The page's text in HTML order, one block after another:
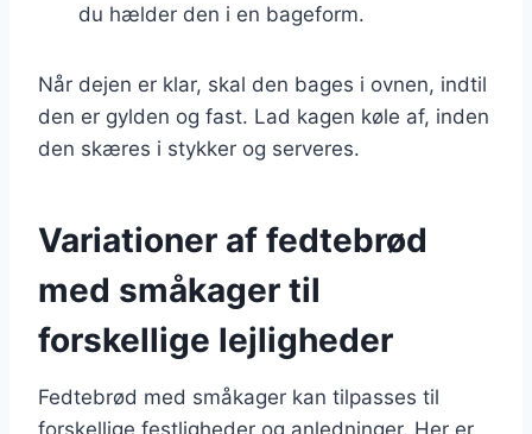
du hælder den i en bageform.
Når dejen er klar, skal den bages i ovnen, indtil
den er gylden og fast. Lad kagen køle af, inden
den skæres i stykker og serveres.
Variationer af fedtebrød
med småkager til
forskellige lejligheder
Fedtebrød med småkager kan tilpasses til
forskellige festligheder og anledninger. Her er